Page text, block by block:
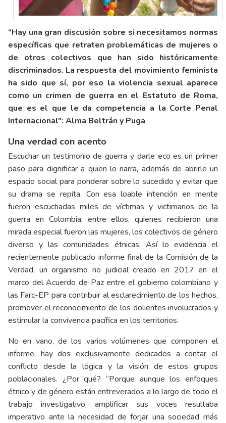
“Hay una gran discusión sobre si necesitamos normas
específicas que retraten problemáticas de mujeres o
de otros colectivos que han sido históricamente
discriminados. La respuesta del movimiento feminista
ha sido que sí, por eso la violencia sexual aparece
como un crimen de guerra en el Estatuto de Roma,
que es el que le da competencia a la Corte Penal
Internacional": Alma Beltrán y Puga
Una verdad con acento
Escuchar un testimonio de guerra y darle eco es un primer
paso para dignificar a quien lo narra, además de abrirle un
espacio social para ponderar sobre lo sucedido y evitar que
su drama se repita. Con esa loable intención en mente
fueron escuchadas miles de víctimas y victimarios de la
guerra en Colombia; entre ellos, quienes recibieron una
mirada especial fueron las mujeres, los colectivos de género
diverso y las comunidades étnicas. Así lo evidencia el
recientemente publicado informe final de la Comisión de la
Verdad, un organismo no judicial creado en 2017 en el
marco del Acuerdo de Paz entre el gobierno colombiano y
las Farc-EP para contribuir al esclarecimiento de los hechos,
promover el reconocimiento de los dolientes involucrados y
estimular la convivencia pacífica en los territorios.
No en vano, de los varios volúmenes que componen el
informe, hay dos exclusivamente dedicados a contar el
conflicto desde la lógica y la visión de estos grupos
poblacionales. ¿Por qué? “Porque aunque los enfoques
étnico y de género están entreverados a lo largo de todo el
trabajo investigativo, amplificar sus voces resultaba
imperativo ante la necesidad de forjar una sociedad más